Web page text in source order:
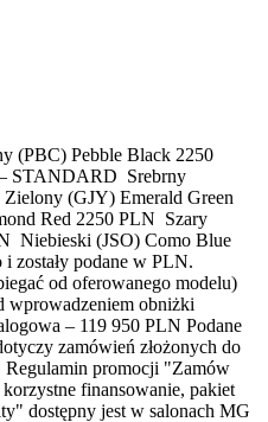
(PBC) Pebble Black 2250
STANDARD Srebrny
(GJY) Emerald Green
Red 2250 PLN Szary
Niebieski (JSO) Como Blue
zostały podane w PLN.
od oferowanego modelu)
wprowadzeniem obniżki
– 119 950 PLN Podane
zamówień złożonych do
Regulamin promocji "Zamów
finansowanie, pakiet
dostępny jest w salonach MG